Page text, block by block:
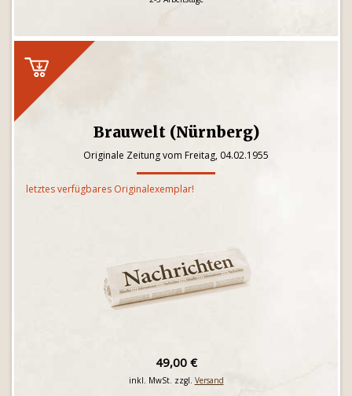
Brauwelt (Nürnberg)
Originale Zeitung vom Freitag, 04.02.1955
letztes verfügbares Originalexemplar!
49,00 €
inkl. MwSt. zzgl. Versand